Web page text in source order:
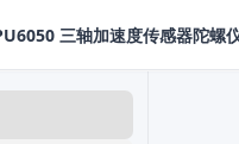
三轴加速度传感器陀螺